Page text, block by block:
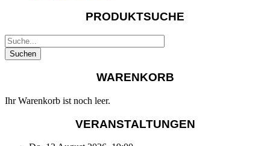
PRODUKTSUCHE
WARENKORB
Ihr Warenkorb ist noch leer.
VERANSTALTUNGEN